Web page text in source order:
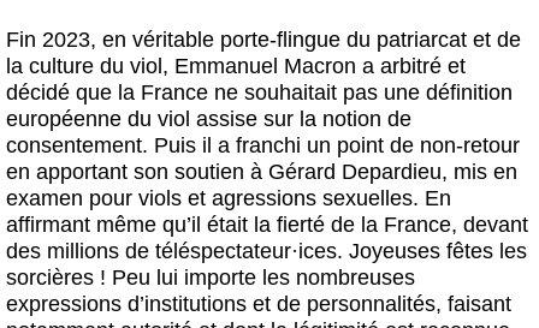
Fin 2023, en véritable porte-flingue du patriarcat et de
la culture du viol, Emmanuel Macron a arbitré et
décidé que la France ne souhaitait pas une définition
européenne du viol assise sur la notion de
consentement. Puis il a franchi un point de non-retour
en apportant son soutien à Gérard Depardieu, mis en
examen pour viols et agressions sexuelles. En
affirmant même qu’il était la fierté de la France, devant
des millions de téléspectateur·ices. Joyeuses fêtes les
sorcières ! Peu lui importe les nombreuses
expressions d’institutions et de personnalités, faisant